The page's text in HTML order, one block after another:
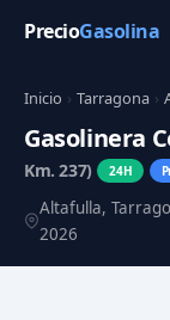
PrecioGasolina
Inicio › Tarragona ›
Gasolinera
Km. 237)
24H
Altafulla,
2026